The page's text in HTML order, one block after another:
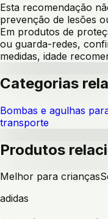
Esta recomendação
prevenção de lesões
Em produtos de
ou guarda-redes,
medidas, idade
Categorias
Bombas e agulhas
transporte
Produtos
Melhor para crianças
adidas